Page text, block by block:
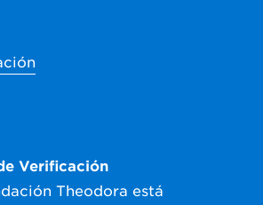
Verificación
Theodora está